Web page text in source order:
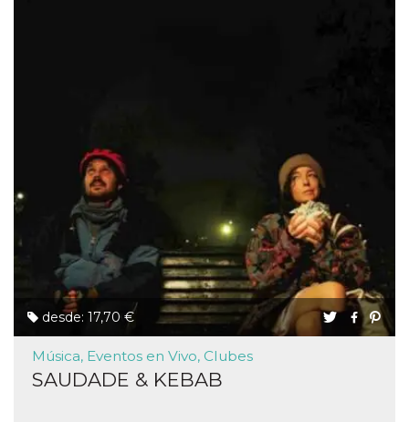
desde: 17,70 €
Música, Eventos en Vivo, Clubes
SAUDADE & KEBAB